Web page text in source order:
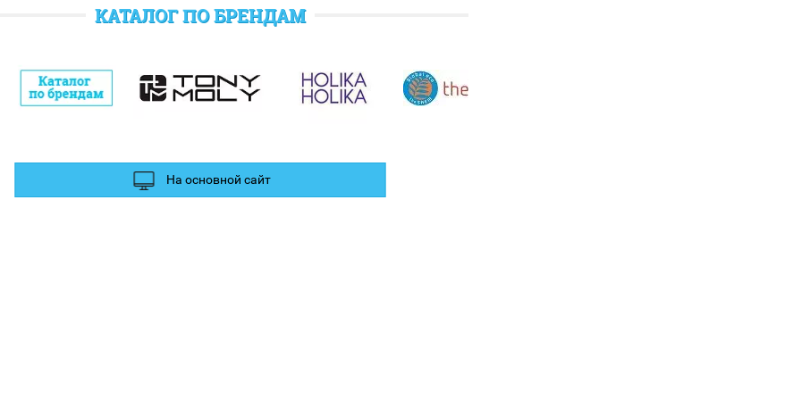
баллы Вы можете получить за отзыв и фотографии в
КАТАЛОГ ПО БРЕНДАМ
На основной сайт